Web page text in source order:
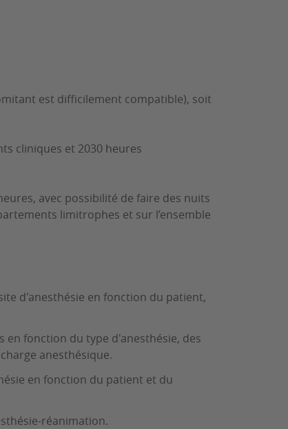
est difficilement compatible), soit
cliniques et 2030 heures
avec possibilité de faire des nuits
limitrophes et sur l’ensemble
d'anesthésie en fonction du patient,
en fonction du type d'anesthésie, des
anesthésique.
en fonction du patient et du
réanimation.